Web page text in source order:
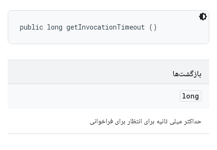
public long getInvocationTimeout ()
بازگشت‌ها
long
حداکثر میلی ثانیه برای انتظار برای فراخوانی